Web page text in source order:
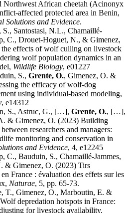
Northwest African cheetah (Acinonyx
affected protected area in Benin,
Solutions and Evidence.
S., Santostasi, N.L., Chamaillé-
C., Drouet-Hoguet, N., & Gimenez,
effects of wolf culling on livestock
wolf population dynamics in an
Wildlife Biology, e01227
S., Grente, O., Gimenez, O. &
the efficacy of wolf-dog
using individual-based modeling,
, e14312
S., Astruc, G., […], Grente, O., […],
& Gimenez, O. (2023) Building
researchers and managers:
monitoring and conservation in
and Evidence, 4, e12245
C., Bauduin, S., Chamaillé-Jammes,
& Gimenez, O. (2023) Tirs
France : évaluation des effets sur les
Naturae, 5, pp. 65-73.
T., Gimenez, O., Marboutin, E. &
depredation hotspots in France:
for livestock availability,